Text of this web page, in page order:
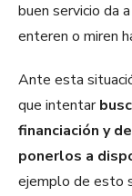
buen servicio da
enteren o miren
Ante esta
que intentar
financiación y
ponerlos a
ejemplo de esto